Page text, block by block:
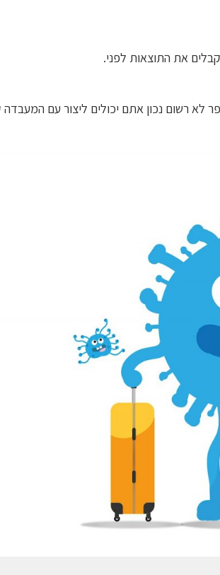
לא רשום נכון אתם יכולים ליצור עם